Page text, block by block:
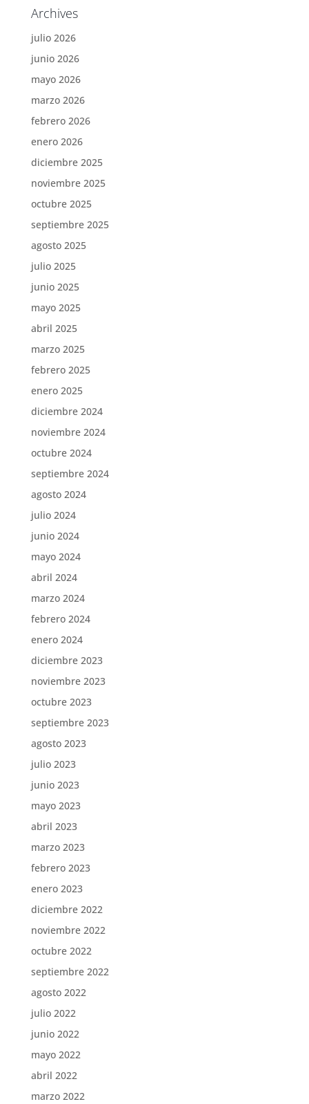
Archives
julio 2026
junio 2026
mayo 2026
marzo 2026
febrero 2026
enero 2026
diciembre 2025
noviembre 2025
octubre 2025
septiembre 2025
agosto 2025
julio 2025
junio 2025
mayo 2025
abril 2025
marzo 2025
febrero 2025
enero 2025
diciembre 2024
noviembre 2024
octubre 2024
septiembre 2024
agosto 2024
julio 2024
junio 2024
mayo 2024
abril 2024
marzo 2024
febrero 2024
enero 2024
diciembre 2023
noviembre 2023
octubre 2023
septiembre 2023
agosto 2023
julio 2023
junio 2023
mayo 2023
abril 2023
marzo 2023
febrero 2023
enero 2023
diciembre 2022
noviembre 2022
octubre 2022
septiembre 2022
agosto 2022
julio 2022
junio 2022
mayo 2022
abril 2022
marzo 2022